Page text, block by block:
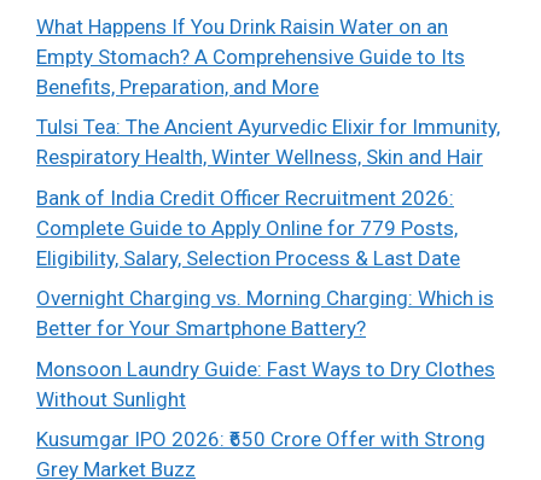
What Happens If You Drink Raisin Water on an
Empty Stomach? A Comprehensive Guide to Its
Benefits, Preparation, and More
Tulsi Tea: The Ancient Ayurvedic Elixir for Immunity,
Respiratory Health, Winter Wellness, Skin and Hair
Bank of India Credit Officer Recruitment 2026:
Complete Guide to Apply Online for 779 Posts,
Eligibility, Salary, Selection Process & Last Date
Overnight Charging vs. Morning Charging: Which is
Better for Your Smartphone Battery?
Monsoon Laundry Guide: Fast Ways to Dry Clothes
Without Sunlight
Kusumgar IPO 2026: ₹650 Crore Offer with Strong
Grey Market Buzz